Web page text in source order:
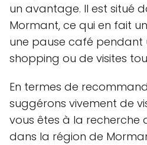
un avantage. Il est situé
Mormant, ce qui en fait
une pause café pendant
shopping ou de visites
En termes de
suggérons vivement de
vous êtes à la recherche
dans la région de